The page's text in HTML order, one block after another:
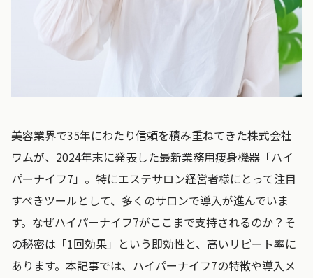
美容業界で35年にわたり信頼を積み重ねてきた株式会社
ワムが、2024年末に発表した最新業務用痩身機器「ハイ
パーナイフ7」。特にエステサロン経営者様にとって注目
すべきツールとして、多くのサロンで導入が進んでいま
す。なぜハイパーナイフ7がここまで支持されるのか？そ
の秘密は「1回効果」という即効性と、高いリピート率に
あります。本記事では、ハイパーナイフ7の特徴や導入メ